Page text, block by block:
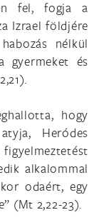
fel, fogja a
Izrael földjére
nélkül
gyermeket és
hogy
Heródes
alkalommal
odaért, egy
(Mt 2,22-23).